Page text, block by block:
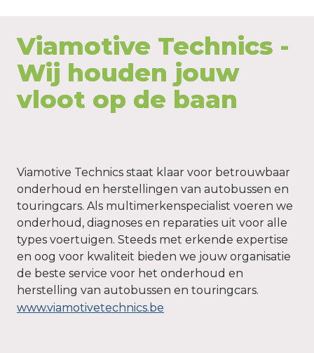
Viamotive Technics -
Wij houden jouw
vloot op de baan
Viamotive Technics staat klaar voor betrouwbaar
onderhoud en herstellingen van autobussen en
touringcars. Als multimerkenspecialist voeren we
onderhoud, diagnoses en reparaties uit voor alle
types voertuigen. Steeds met erkende expertise
en oog voor kwaliteit bieden we jouw organisatie
de beste service voor het onderhoud en
herstelling van autobussen en touringcars.
www.viamotivetechnics.be